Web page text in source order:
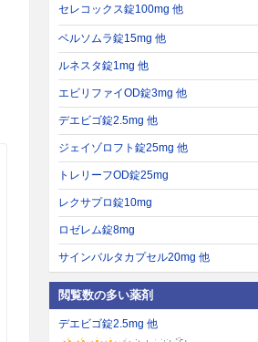
セレコックス錠100mg 他
ベルソムラ錠15mg 他
ルネスタ錠1mg 他
エビリファイOD錠3mg 他
デエビゴ錠2.5mg 他
ジェイゾロフト錠25mg 他
トレリーフOD錠25mg
レクサプロ錠10mg
ロゼレム錠8mg
サインバルタカプセル20mg 他
閲覧数の多い薬剤
デエビゴ錠2.5mg 他